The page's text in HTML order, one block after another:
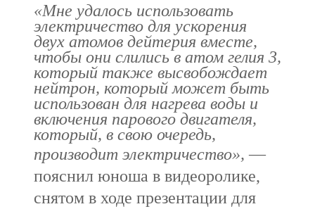
«Мне удалось использовать
электричество для ускорения
двух атомов дейтерия вместе,
чтобы они слились в атом гелия 3,
который также высвобождает
нейтрон, который может быть
использован для нагрева воды и
включения парового двигателя,
который, в свою очередь,
производит электричество», —
пояснил юноша в видеоролике,
снятом в ходе презентации для